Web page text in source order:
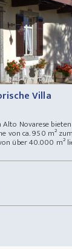
Villa
Novarese
von ca. 950 m²
über 40.000 m²